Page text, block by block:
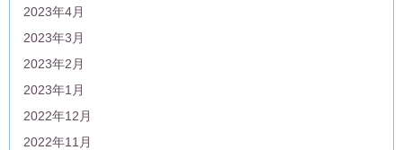
2023年4月
2023年3月
2023年2月
2023年1月
2022年12月
2022年11月